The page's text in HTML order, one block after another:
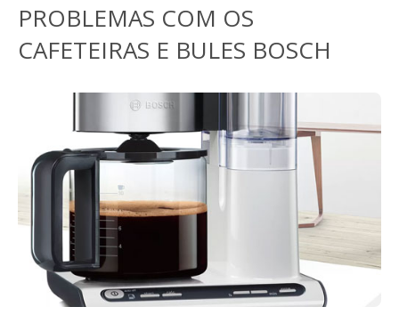
PROBLEMAS COM OS
CAFETEIRAS E BULES BOSCH